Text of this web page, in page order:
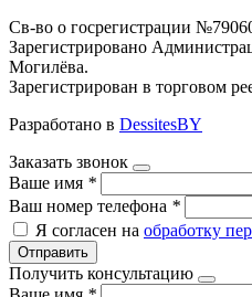
Св-во о госрегистрации
Зарегистрировано
Могилёва.
Зарегистрирован в торговом
Разработано в DessitesBY
Заказать звонок
Ваше имя *
Ваш номер телефона *
Я согласен на обработку
Отправить
Получить консультацию